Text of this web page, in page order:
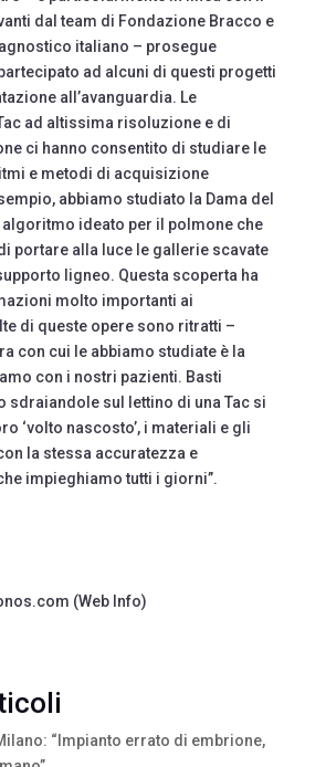
dal team di Fondazione Bracco e
italiano – prosegue
ad alcuni di questi progetti
all’avanguardia. Le
ad altissima risoluzione e di
ci hanno consentito di studiare le
e metodi di acquisizione
abbiamo studiato la Dama del
ideato per il polmone che
portare alla luce le gallerie scavate
ligneo. Questa scoperta ha
molto importanti ai
di queste opere sono ritratti –
con cui le abbiamo studiate è la
con i nostri pazienti. Basti
sdraiandole sul lettino di una Tac si
‘volto nascosto’, i materiali e gli
la stessa accuratezza e
impieghiamo tutti i giorni”.
(Web Info)
“Impianto errato di embrione,